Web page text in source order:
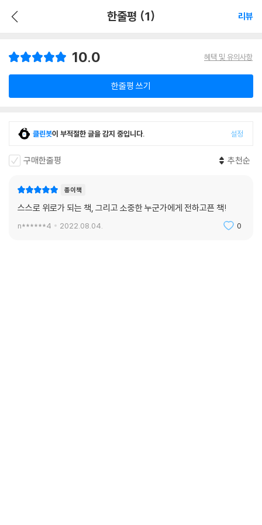
한줄평 (1) 리뷰
10.0 혜택 및 유의사항
한줄평 쓰기
클린봇이 부적절한 글을 감지 중입니다. 설정
구매한줄평 추천순
종이책
스스로 위로가 되는 책, 그리고 소중한 누군가에게 전하고픈 책!
n******4 2022.08.04. 0